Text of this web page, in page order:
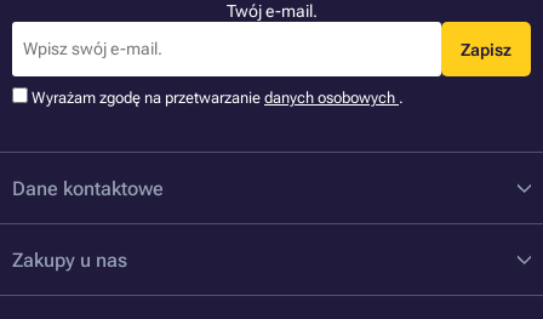
Twój e-mail.
Zapisz
Wyrażam zgodę na przetwarzanie danych osobowych .
Dane kontaktowe
Zakupy u nas